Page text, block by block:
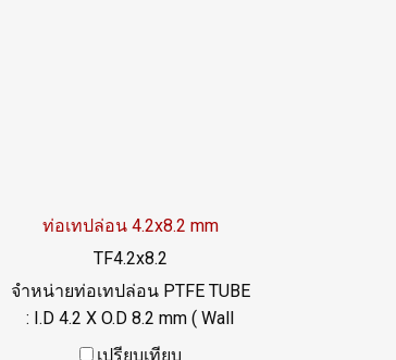
ท่อเทปล่อน 4.2x8.2 mm
TF4.2x8.2
จำหน่ายท่อเทปล่อน PTFE TUBE
: I.D 4.2 X O.D 8.2 mm ( Wall
Thickness 1 mm) ความแข็ง
เปรียบเทียบ